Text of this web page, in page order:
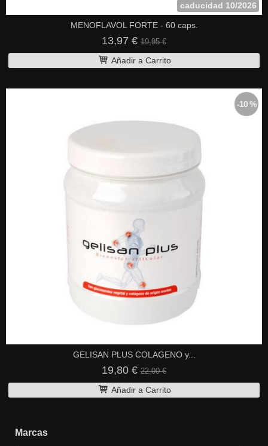
Marcas
caducidad 10/2026
MENOFLAVOL FORTE - 60 caps.
13,97 € 19,95 €
Añadir a Carrito
-10 %
GELISAN PLUS COLAGENO y...
19,80 € 22,00 €
Añadir a Carrito